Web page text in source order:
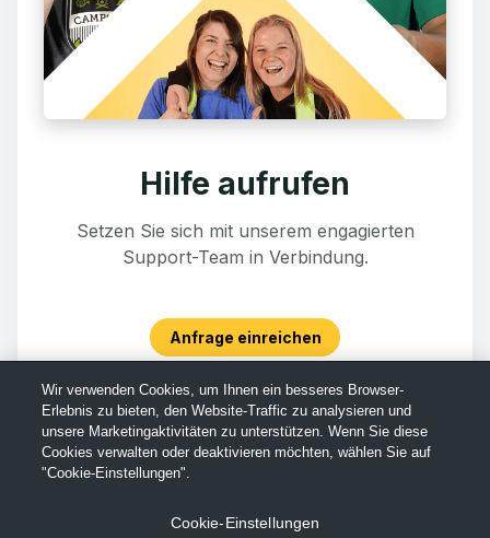
Hilfe aufrufen
Setzen Sie sich mit unserem engagierten
Support-Team in Verbindung.
Anfrage einreichen
Wir verwenden Cookies, um Ihnen ein besseres Browser-
Erlebnis zu bieten, den Website-Traffic zu analysieren und
unsere Marketingaktivitäten zu unterstützen. Wenn Sie diese
Cookies verwalten oder deaktivieren möchten, wählen Sie auf
"Cookie-Einstellungen".
Cookie-Einstellungen